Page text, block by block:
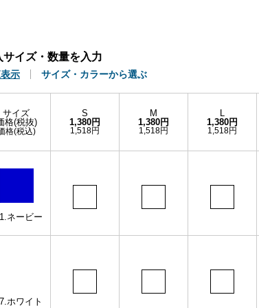
サイズ・数量を入力
示 サイズ・カラーから選ぶ
サイズ
格(税抜)
格(税込)
S
1,380円
1,518円
M
1,380円
1,518円
L
1,380円
1,518円
ネービー
ホワイト